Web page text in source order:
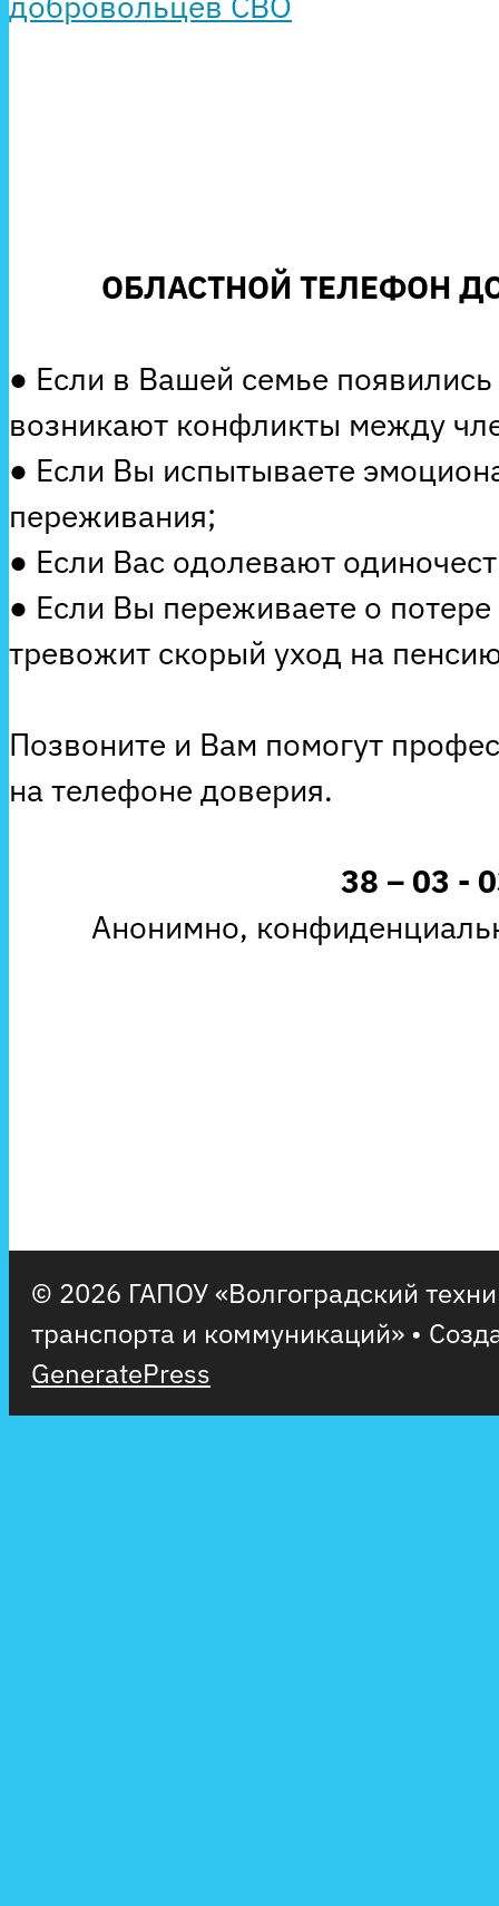
ОБЛАСТНОЙ ТЕЛЕФОН
● Если в Вашей семье
возникают конфликты между
● Если Вы испытываете
переживания;
● Если Вас одолевают
● Если Вы переживаете о
тревожит скорый уход на
Позвоните и Вам помогут
на телефоне доверия.
38 – 03 -
Анонимно,
© 2026 ГАПОУ «Волгоградский
транспорта и коммуникаций» •
GeneratePress